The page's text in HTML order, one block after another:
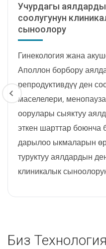
азайтат.
Гормоналдык
маанайдын өзгөрүшүн
башкарууга жардам
Эрте менопауза
соолугун жакшыртышы
Гормоналдык балансты
жогорулатат.
2. Миомэктомия
Миомэктомия –
алып салуу, жатынды
хирургиялык
аялдарга сунушталат.
жайгашкан жерине
Учурдагы
соолугунун
сыноолору
Гинекология жана
Аполлон борбору
репродуктивдүү ден
маселелери,
оорулары сыяктуу
эткен шарттар боюнча
дарылоо ыкмаларын
туруктуу аялдардын
клиникалык
Биз Технология